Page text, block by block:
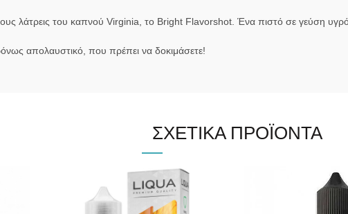
λάτρεις του καπνού Virginia, το Bright Flavorshot. Ένα πιστό σε γεύση
απολαυστικό, που πρέπει να δοκιμάσετε!
ΣΧΕΤΙΚΆ ΠΡΟΪΌΝΤΑ